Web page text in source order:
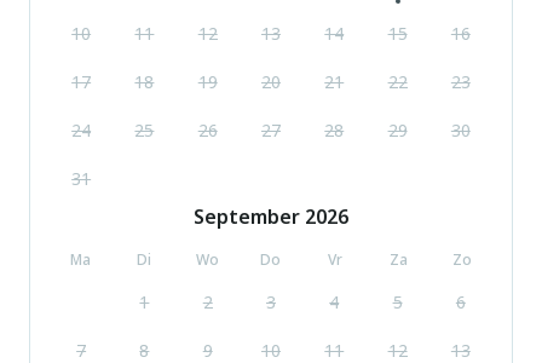
10 11 12 13 14 15 16
17 18 19 20 21 22 23
24 25 26 27 28 29 30
31
September 2026
Ma Di Wo Do Vr Za Zo
1 2 3 4 5 6
7 8 9 10 11 12 13